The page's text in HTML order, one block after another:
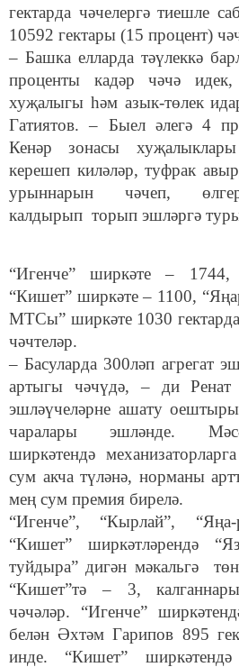
гектарда чәчелергә тиешле
10592 гектары (15 процент)
– Башка елларда тәүлеккә
проценты кадәр чәчә
хуҗалыгы һәм азык-төлек
Гатиятов. – Быел әлегә 4
Кенәр зонасы
керешеп киләләр, туфрак
урыннарын чәчеп,
калдырып торып эшләргә
“Игенче” ширкәте –
“Кишет” ширкәте – 1100,
МТСы” ширкәте 1030
чәчтеләр.
– Басуларда 300ләп агрегат
артыгы чәчүдә, – ди
эшләүчеләрне ашату
чаралары эшләнде.
ширкәтендә
сум акча түләнә, норманы
мең сум премия бирелә.
“Игенче”, “Кырлай”,
“Кишет” ширкәтләрендә
туйдыра” дигән мәкальгә
“Кишет”тә – 3,
чәчәләр. “Игенче”
белән Әхтәм Гарипов 895
инде. “Кишет”